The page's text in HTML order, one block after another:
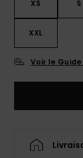
XS S
XXL
Voir le